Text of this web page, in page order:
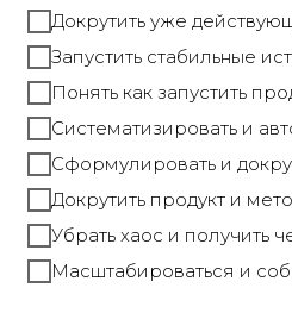
Докрутить уже
Запустить стабильные
Понять как запустить
Систематизировать и
Сформулировать и
Докрутить продукт и
Убрать хаос и получить
Масштабироваться и